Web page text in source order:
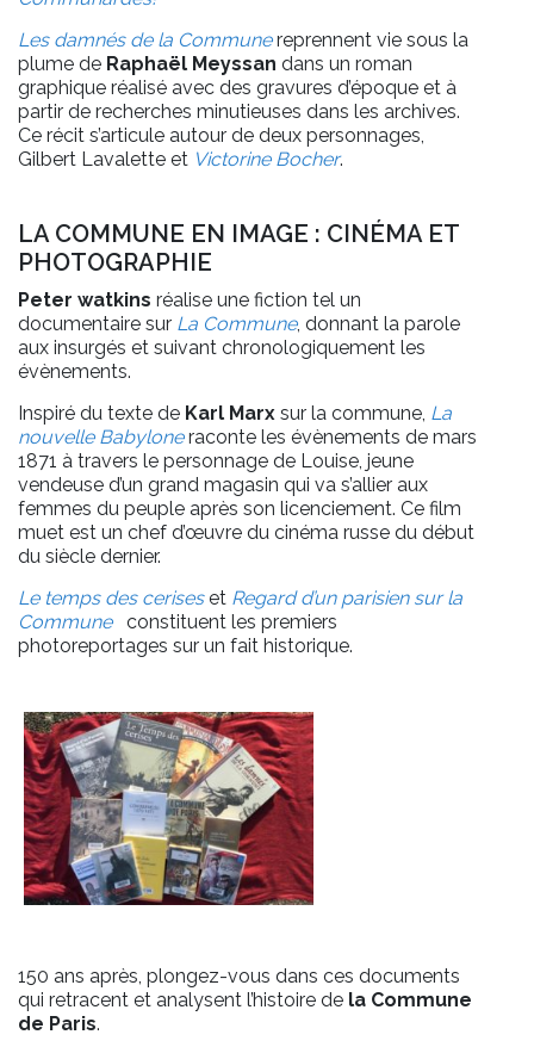
Les damnés de la Communereprennent vie sous la
plume de Raphaël Meyssan dans un roman
graphique réalisé avec des gravures d’époque et à
partir de recherches minutieuses dans les archives.
Ce récit s’articule autour de deux personnages,
Gilbert Lavalette et Victorine Bocher.
LA COMMUNE EN IMAGE : CINÉMA ET
PHOTOGRAPHIE
Peter watkins réalise une fiction tel un
documentaire sur La Commune, donnant la parole
aux insurgés et suivant chronologiquement les
évènements.
Inspiré du texte de Karl Marx sur la commune, La
nouvelle Babyloneraconte les évènements de mars
1871 à travers le personnage de Louise, jeune
vendeuse d’un grand magasin qui va s’allier aux
femmes du peuple après son licenciement. Ce film
muet est un chef d’œuvre du cinéma russe du début
du siècle dernier.
Le temps des ceriseset Regard d’un parisien sur la
Commune
constituent les premiers
photoreportages sur un fait historique.
150 ans après, plongez-vous dans ces documents
qui retracent et analysent l’histoire de la Commune
de Paris.